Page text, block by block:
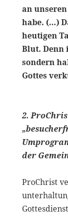
an
habe. (…)
heutigen
Blut. Denn
sondern
Gottes
2.
der
ProChrist